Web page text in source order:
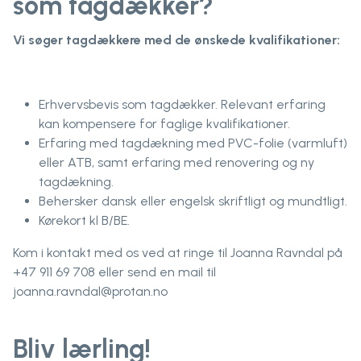
Vi søger tagdækkere med de ønskede kvalifikationer:
Erhvervsbevis som tagdækker. Relevant erfaring
kan kompensere for faglige kvalifikationer.
Erfaring med tagdækning med PVC-folie (varmluft)
eller ATB, samt erfaring med renovering og ny
tagdækning.
Behersker dansk eller engelsk skriftligt og mundtligt.
Kørekort kl B/BE.
Kom i kontakt med os ved at ringe til Joanna Ravndal på
+47 911 69 708 eller send en mail til
joanna.ravndal@protan.no
Bliv lærling!